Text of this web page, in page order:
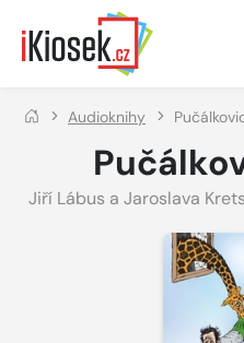
Přejít na hlavní obsah
Audioknihy
Jiří Lábus a Jaroslava